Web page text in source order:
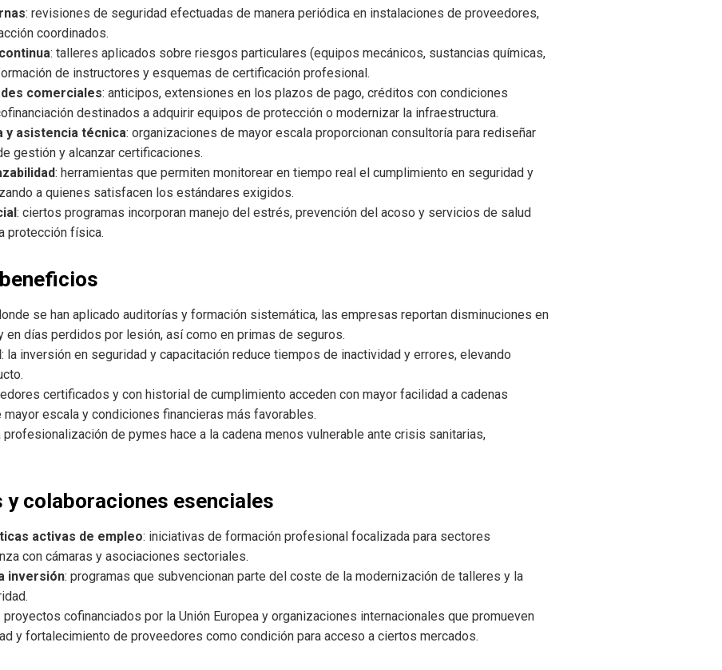
: revisiones de seguridad efectuadas de manera periódica en instalaciones de proveedores,
coordinados.
: talleres aplicados sobre riesgos particulares (equipos mecánicos, sustancias químicas,
de instructores y esquemas de certificación profesional.
comerciales: anticipos, extensiones en los plazos de pago, créditos con condiciones
destinados a adquirir equipos de protección o modernizar la infraestructura.
asistencia técnica: organizaciones de mayor escala proporcionan consultoría para rediseñar
gestión y alcanzar certificaciones.
: herramientas que permiten monitorear en tiempo real el cumplimiento en seguridad y
a quienes satisfacen los estándares exigidos.
: ciertos programas incorporan manejo del estrés, prevención del acoso y servicios de salud
protección física.
se han aplicado auditorías y formación sistemática, las empresas reportan disminuciones en
en días perdidos por lesión, así como en primas de seguros.
: la inversión en seguridad y capacitación reduce tiempos de inactividad y errores, elevando
certificados y con historial de cumplimiento acceden con mayor facilidad a cadenas
escala y condiciones financieras más favorables.
profesionalización de pymes hace a la cadena menos vulnerable ante crisis sanitarias,
colaboraciones esenciales
activas de empleo: iniciativas de formación profesional focalizada para sectores
con cámaras y asociaciones sectoriales.
inversión: programas que subvencionan parte del coste de la modernización de talleres y la
proyectos cofinanciados por la Unión Europea y organizaciones internacionales que promueven
y fortalecimiento de proveedores como condición para acceso a ciertos mercados.